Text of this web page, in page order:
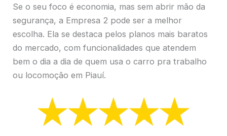
Se o seu foco é economia, mas sem abrir mão da
segurança, a Empresa 2 pode ser a melhor
escolha. Ela se destaca pelos planos mais baratos
do mercado, com funcionalidades que atendem
bem o dia a dia de quem usa o carro pra trabalho
ou locomoção em Piauí.